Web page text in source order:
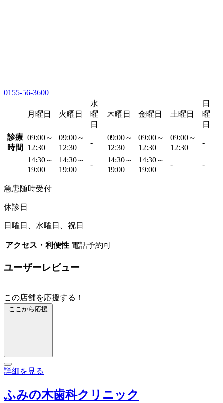
0155-56-3600
月曜日 火曜日
水
曜
日
木曜日 金曜日 土曜日
日
曜
日
診療
時間
09:00～
12:30
09:00～
12:30
-
09:00～
12:30
09:00～
12:30
09:00～
12:30
-
14:30～
19:00
14:30～
19:00
-
14:30～
19:00
14:30～
19:00
- -
急患随時受付
休診日
日曜日、水曜日、祝日
アクセス・利便性 電話予約可
ユーザーレビュー
この店舗を応援する！
ここから応援
詳細を見る
ふみの木歯科クリニック